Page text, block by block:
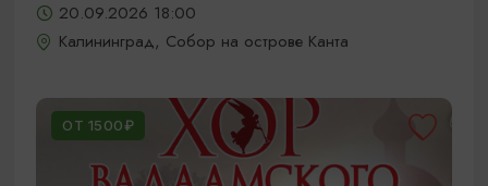
20.09.2026 18:00
Калининград, Собор на острове Канта
ОТ 1500₽